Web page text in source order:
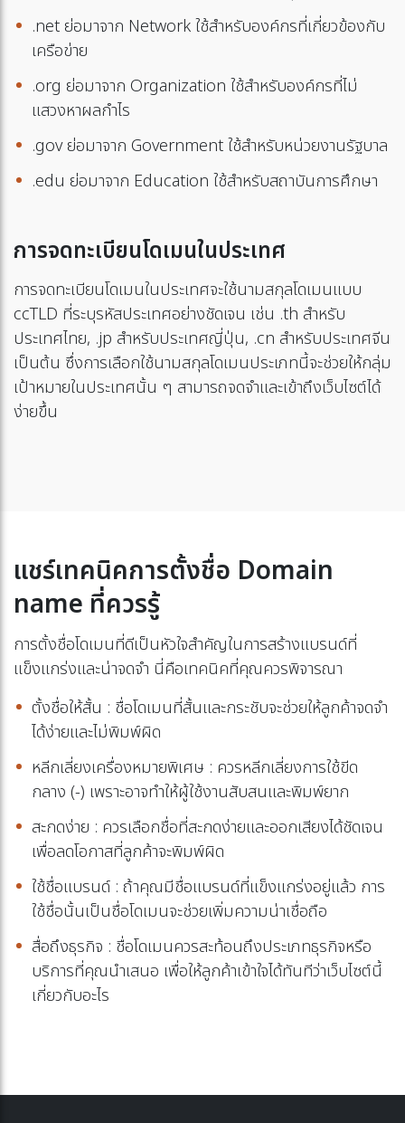
.net ย่อมาจาก Network ใช้สำหรับองค์กรที่เกี่ยวข้องกับ
เครือข่าย
.org ย่อมาจาก Organization ใช้สำหรับองค์กรที่ไม่
แสวงหาผลกำไร
.gov ย่อมาจาก Government ใช้สำหรับหน่วยงานรัฐบาล
.edu ย่อมาจาก Education ใช้สำหรับสถาบันการศึกษา
การจดทะเบียนโดเมนในประเทศ
การจดทะเบียนโดเมนในประเทศจะใช้นามสกุลโดเมนแบบ
ccTLD ที่ระบุรหัสประเทศอย่างชัดเจน เช่น .th สำหรับ
ประเทศไทย, .jp สำหรับประเทศญี่ปุ่น, .cn สำหรับประเทศจีน
เป็นต้น ซึ่งการเลือกใช้นามสกุลโดเมนประเภทนี้จะช่วยให้กลุ่ม
เป้าหมายในประเทศนั้น ๆ สามารถจดจำและเข้าถึงเว็บไซต์ได้
ง่ายขึ้น
แชร์เทคนิคการตั้งชื่อ Domain
name ที่ควรรู้
การตั้งชื่อโดเมนที่ดีเป็นหัวใจสำคัญในการสร้างแบรนด์ที่
แข็งแกร่งและน่าจดจำ นี่คือเทคนิคที่คุณควรพิจารณา
ตั้งชื่อให้สั้น : ชื่อโดเมนที่สั้นและกระชับจะช่วยให้ลูกค้าจดจำ
ได้ง่ายและไม่พิมพ์ผิด
หลีกเลี่ยงเครื่องหมายพิเศษ : ควรหลีกเลี่ยงการใช้ขีด
กลาง (-) เพราะอาจทำให้ผู้ใช้งานสับสนและพิมพ์ยาก
สะกดง่าย : ควรเลือกชื่อที่สะกดง่ายและออกเสียงได้ชัดเจน
เพื่อลดโอกาสที่ลูกค้าจะพิมพ์ผิด
ใช้ชื่อแบรนด์ : ถ้าคุณมีชื่อแบรนด์ที่แข็งแกร่งอยู่แล้ว การ
ใช้ชื่อนั้นเป็นชื่อโดเมนจะช่วยเพิ่มความน่าเชื่อถือ
สื่อถึงธุรกิจ : ชื่อโดเมนควรสะท้อนถึงประเภทธุรกิจหรือ
บริการที่คุณนำเสนอ เพื่อให้ลูกค้าเข้าใจได้ทันทีว่าเว็บไซต์นี้
เกี่ยวกับอะไร